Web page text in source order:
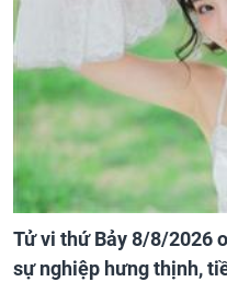
Tử vi thứ Bảy 8/8/2026
sự nghiệp hưng thịnh,